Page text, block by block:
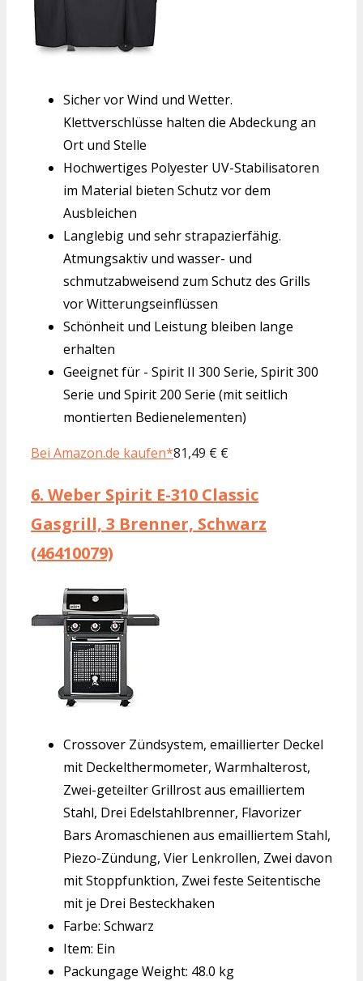
Sicher vor Wind und Wetter.
Klettverschlüsse halten die Abdeckung an
Ort und Stelle
Hochwertiges Polyester UV-Stabilisatoren
im Material bieten Schutz vor dem
Ausbleichen
Langlebig und sehr strapazierfähig.
Atmungsaktiv und wasser- und
schmutzabweisend zum Schutz des Grills
vor Witterungseinflüssen
Schönheit und Leistung bleiben lange
erhalten
Geeignet für - Spirit II 300 Serie, Spirit 300
Serie und Spirit 200 Serie (mit seitlich
montierten Bedienelementen)
Bei Amazon.de kaufen*81,49 € €
6. Weber Spirit E-310 Classic
Gasgrill, 3 Brenner, Schwarz
(46410079)
Crossover Zündsystem, emaillierter Deckel
mit Deckelthermometer, Warmhalterost,
Zwei-geteilter Grillrost aus emailliertem
Stahl, Drei Edelstahlbrenner, Flavorizer
Bars Aromaschienen aus emailliertem Stahl,
Piezo-Zündung, Vier Lenkrollen, Zwei davon
mit Stoppfunktion, Zwei feste Seitentische
mit je Drei Besteckhaken
Farbe: Schwarz
Item: Ein
Packungage Weight: 48.0 kg